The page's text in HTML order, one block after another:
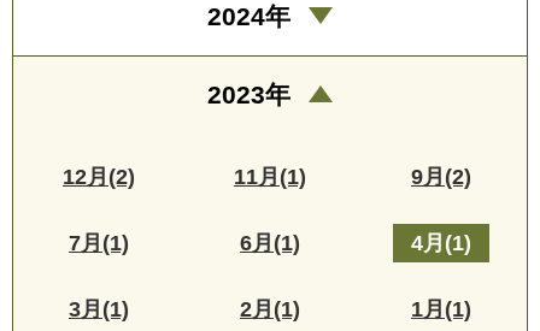
2024年
2023年
12月(2) 11月(1) 9月(2)
7月(1) 6月(1) 4月(1)
3月(1) 2月(1) 1月(1)